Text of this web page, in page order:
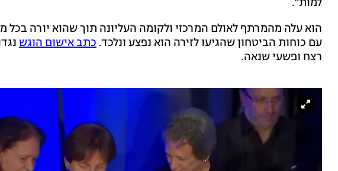
למות".
הוא עלה מהמרתף לאולם המרכזי ולקומה העליונה תוך שהוא יורה בכל
עם כוחות הביטחון שהגיעו לזירה הוא נפצע ונלכד. כתב אישום הוגש
רצח ופשעי שנאה.